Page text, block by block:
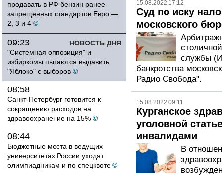
продавать в РФ бензин ранее
запрещенных стандартов Евро —
2, 3 и 4 ©
НОВОСТЬ ДНЯ
09:23
"Системная оппозиция" и
избиркомы пытаются выдавить
"Яблоко" с выборов ©
08:58
Санкт-Петербург готовится к
сокращению расходов на
здравоохранение на 15% ©
08:44
Бюджетные места в ведущих
университетах России уходят
олимпиадникам и по спецквоте ©
15.08.2022 17:12
Суд по иску
московского
службы
банкротства
Радио Свобода".
15.08.2022 09:11
Курганское
уголовной
инвалидами
В